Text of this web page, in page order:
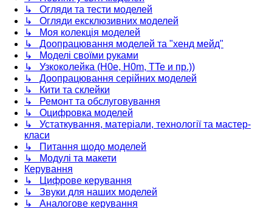
↳ Огляди та тести моделей
↳ Огляди ексклюзивних моделей
↳ Моя колекція моделей
↳ Доопрацювання моделей та "хенд мейд"
↳ Моделі своїми руками
↳ Узкоколейка (H0e, H0m, TTe и пр.))
↳ Доопрацювання серійних моделей
↳ Кити та склейки
↳ Ремонт та обслуговування
↳ Оцифровка моделей
↳ Устаткування, матеріали, технології та мастер-
класи
↳ Питання щодо моделей
↳ Модулі та макети
Керування
↳ Цифрове керування
↳ Звуки для наших моделей
↳ Аналогове керування